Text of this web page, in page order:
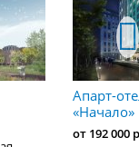
Апарт-
«Начало»
от 192 000